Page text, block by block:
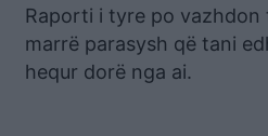
Raporti i tyre po vazhdon
marrë parasysh që tani
hequr dorë nga ai.